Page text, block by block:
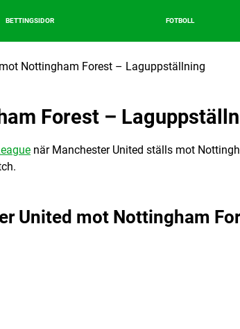
BETTINGSIDOR FOTBOLL
Nottingham Forest – Laguppställning
Forest –
när Manchester United ställs mot
United mot Nottingham